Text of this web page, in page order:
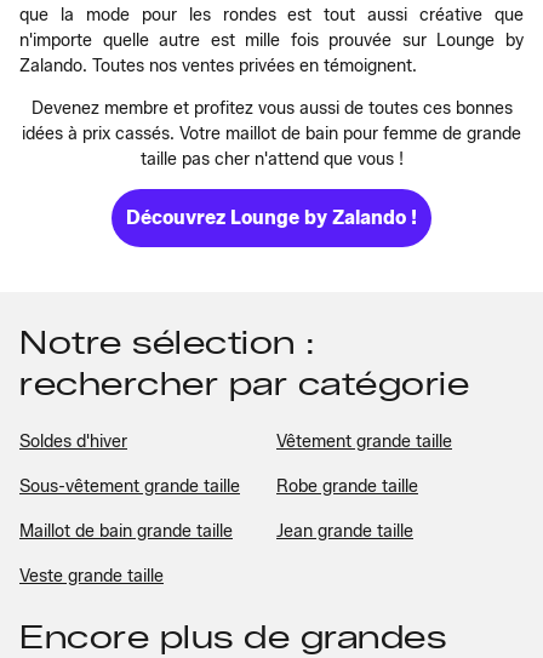
que la mode pour les rondes est tout aussi créative que
n'importe quelle autre est mille fois prouvée sur Lounge by
Zalando. Toutes nos ventes privées en témoignent.
Devenez membre et profitez vous aussi de toutes ces bonnes
idées à prix cassés. Votre maillot de bain pour femme de grande
taille pas cher n'attend que vous !
Découvrez Lounge by Zalando !
Notre sélection :
rechercher par catégorie
Soldes d'hiver Vêtement grande taille
Sous-vêtement grande taille Robe grande taille
Maillot de bain grande taille Jean grande taille
Veste grande taille
Encore plus de grandes